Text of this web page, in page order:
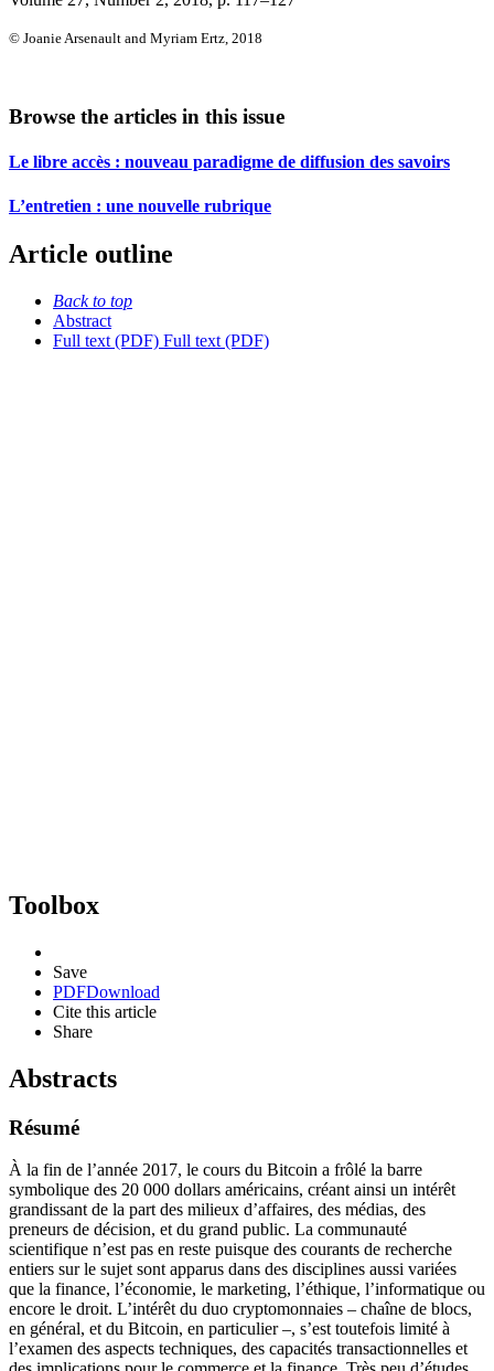
© Joanie Arsenault and Myriam Ertz, 2018
Browse the articles in this issue
Le libre accès : nouveau paradigme de diffusion des savoirs
L’entretien : une nouvelle rubrique
Article outline
Back to top
Abstract
Full text (PDF) Full text (PDF)
Toolbox
Save
PDFDownload
Cite this article
Share
Abstracts
Résumé
À la fin de l’année 2017, le cours du Bitcoin a frôlé la barre
symbolique des 20 000 dollars américains, créant ainsi un intérêt
grandissant de la part des milieux d’affaires, des médias, des
preneurs de décision, et du grand public. La communauté
scientifique n’est pas en reste puisque des courants de recherche
entiers sur le sujet sont apparus dans des disciplines aussi variées
que la finance, l’économie, le marketing, l’éthique, l’informatique ou
encore le droit. L’intérêt du duo cryptomonnaies – chaîne de blocs,
en général, et du Bitcoin, en particulier –, s’est toutefois limité à
l’examen des aspects techniques, des capacités transactionnelles et